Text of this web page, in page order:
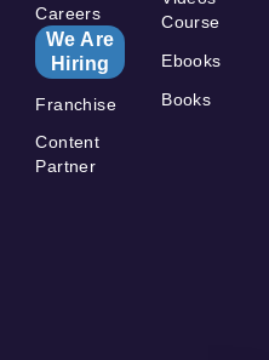
Careers
We Are
Hiring
Franchise
Content
Partner
Course
Ebooks
Books